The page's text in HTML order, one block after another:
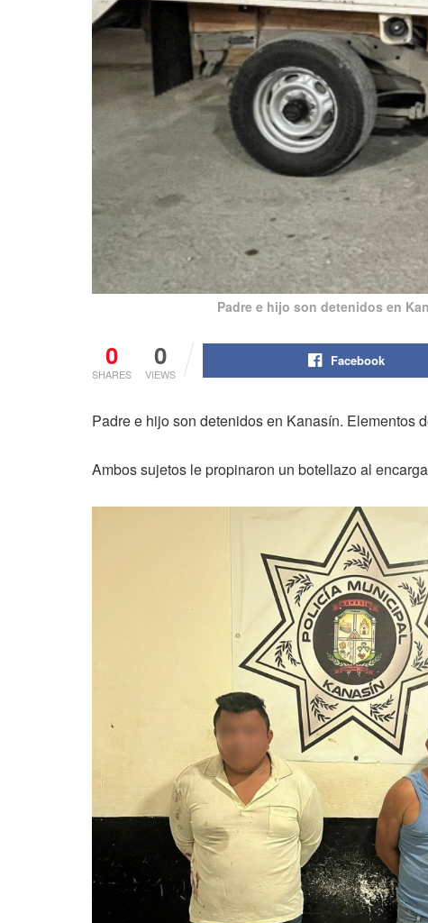
Padre e hijo son detenidos en
0
SHARES
0
VIEWS
Facebook
Padre e hijo son detenidos en Kanasín. Elementos
Ambos sujetos le propinaron un botellazo al